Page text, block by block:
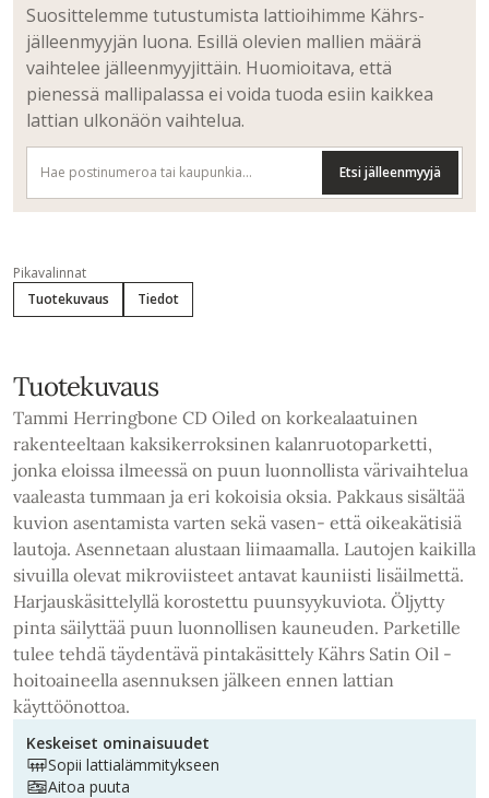
Suosittelemme tutustumista lattioihimme Kährs-
jälleenmyyjän luona. Esillä olevien mallien määrä
vaihtelee jälleenmyyjittäin. Huomioitava, että
pienessä mallipalassa ei voida tuoda esiin kaikkea
lattian ulkonäön vaihtelua.
Etsi jälleenmyyjä
Pikavalinnat
Tuotekuvaus
Tiedot
Tuotekuvaus
Tammi Herringbone CD Oiled on korkealaatuinen
rakenteeltaan kaksikerroksinen kalanruotoparketti,
jonka eloissa ilmeessä on puun luonnollista värivaihtelua
vaaleasta tummaan ja eri kokoisia oksia. Pakkaus sisältää
kuvion asentamista varten sekä vasen- että oikeakätisiä
lautoja. Asennetaan alustaan liimaamalla. Lautojen kaikilla
sivuilla olevat mikroviisteet antavat kauniisti lisäilmettä.
Harjauskäsittelyllä korostettu puunsyykuviota. Öljytty
pinta säilyttää puun luonnollisen kauneuden. Parketille
tulee tehdä täydentävä pintakäsittely Kährs Satin Oil -
hoitoaineella asennuksen jälkeen ennen lattian
käyttöönottoa.
Keskeiset ominaisuudet
Sopii lattialämmitykseen
Aitoa puuta